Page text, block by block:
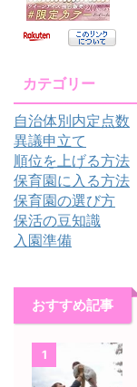
カテゴリー
自治体別内定点数
異議申立て
順位を上げる方法
保育園に入る方法
保育園の選び方
保活の豆知識
入園準備
おすすめ記事
1